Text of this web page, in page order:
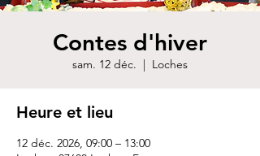
Contes d'hiver
sam. 12 déc.
  |
Loches
Heure et lieu
12 déc. 2026, 09:00 – 13:00